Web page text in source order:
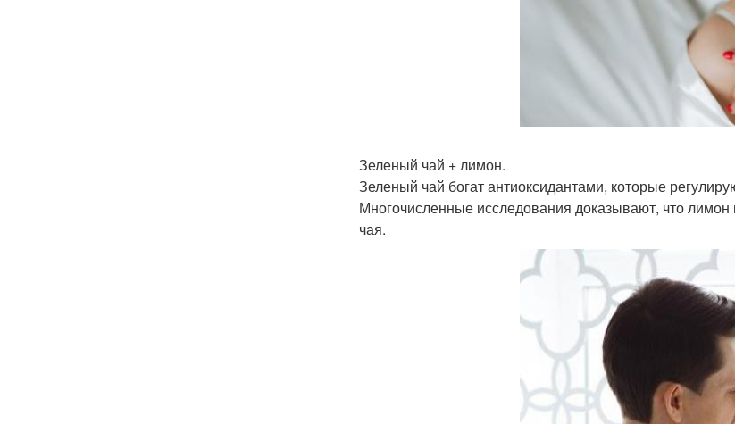
Зеленый чай + лимон.
Зеленый чай богат антиоксидантами, которые
Многочисленные исследования доказывают, что
чая.